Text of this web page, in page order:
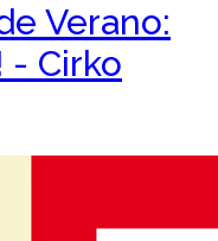
Verano:
- Cirko